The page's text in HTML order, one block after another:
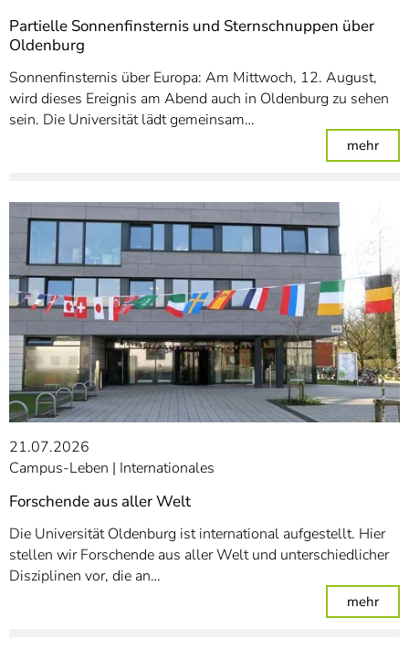
Partielle Sonnenfinsternis und Sternschnuppen über
Oldenburg
Sonnenfinsternis über Europa: Am Mittwoch, 12. August,
wird dieses Ereignis am Abend auch in Oldenburg zu sehen
sein. Die Universität lädt gemeinsam…
mehr:
21.07.2026
Campus-Leben
Internationales
Forschende aus aller Welt
Die Universität Oldenburg ist international aufgestellt. Hier
stellen wir Forschende aus aller Welt und unterschiedlicher
Disziplinen vor, die an…
mehr: